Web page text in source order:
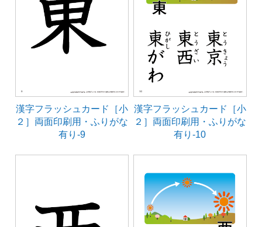
漢字フラッシュカード［小
２］両面印刷用・ふりがな
有り-9
漢字フラッシュカード［小
２］両面印刷用・ふりがな
有り-10